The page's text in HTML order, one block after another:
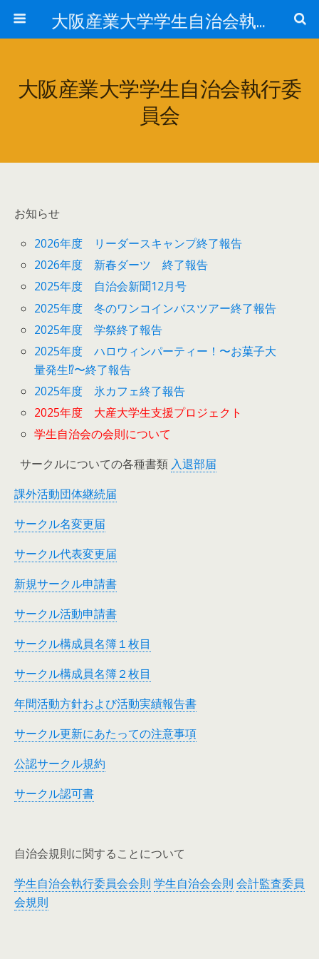
大阪産業大学学生自治会執行委員会
大阪産業大学学生自治会執行委
員会
お知らせ
2026年度 リーダースキャンプ終了報告
2026年度 新春ダーツ 終了報告
2025年度 自治会新聞12月号
2025年度 冬のワンコインバスツアー終了報告
2025年度 学祭終了報告
2025年度 ハロウィンパーティー！〜お菓子大
量発生⁉︎〜終了報告
2025年度 氷カフェ終了報告
2025年度 大産大学生支援プロジェクト
学生自治会の会則について
サークルについての各種書類 入退部届
課外活動団体継続届
サークル名変更届
サークル代表変更届
新規サークル申請書
サークル活動申請書
サークル構成員名簿１枚目
サークル構成員名簿２枚目
年間活動方針および活動実績報告書
サークル更新にあたっての注意事項
公認サークル規約
サークル認可書
自治会規則に関することについて
学生自治会執行委員会会則 学生自治会会則 会計監査委員
会規則